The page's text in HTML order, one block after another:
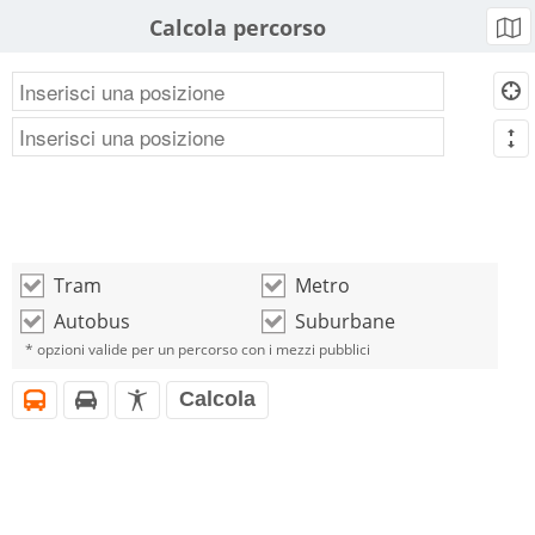
Calcola percorso b
d
m
o Tram o Metro
o Autobus o Suburbane
* opzioni valide per un percorso con i mezzi pubblici
i h l Calcola